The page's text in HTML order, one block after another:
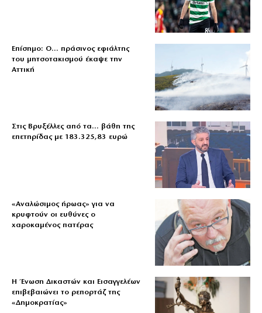
Επίσημο: Ο… πράσινος εφιάλτης
του μητσοτακισμού έκαψε την
Αττική
Στις Βρυξέλλες από τα… βάθη της
επετηρίδας με 183.325,83 ευρώ
«Aναλώσιμος ήρωας» για να
κρυφτούν οι ευθύνες ο
χαροκαμένος πατέρας
Η Ένωση Δικαστών και Εισαγγελέων
επιβεβαιώνει το ρεπορτάζ της
«Δημοκρατίας»